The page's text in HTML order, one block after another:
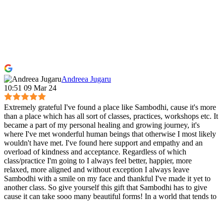
Andreea Jugaru
10:51 09 Mar 24
Extremely grateful I've found a place like Sambodhi, cause it's more
than a place which has all sort of classes, practices, workshops etc. It
became a part of my personal healing and growing journey, it's
where I've met wonderful human beings that otherwise I most likely
wouldn't have met. I've found here support and empathy and an
overload of kindness and acceptance. Regardless of which
class/practice I'm going to I always feel better, happier, more
relaxed, more aligned and without exception I always leave
Sambodhi with a smile on my face and thankful I've made it yet to
another class. So give yourself this gift that Sambodhi has to give
cause it can take sooo many beautiful forms! In a world that tends to